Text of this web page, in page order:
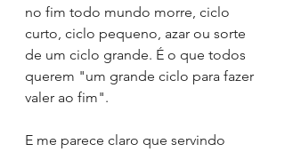
no fim todo mundo morre, ciclo
curto, ciclo pequeno, azar ou sorte
de um ciclo grande. É o que todos
querem "um grande ciclo para fazer
valer ao fim".
E me parece claro que servindo